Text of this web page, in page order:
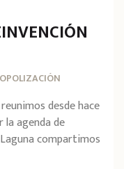
desde hace
la agenda de
compartimos